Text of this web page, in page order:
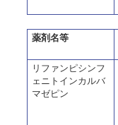
薬剤名等
リファンピシンフ
ェニトインカルバ
マゼピン